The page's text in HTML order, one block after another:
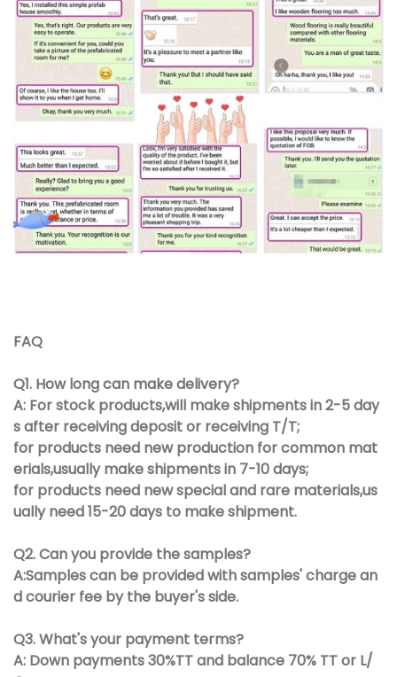
FAQ
Q1. How long can make delivery?
A: For stock products,will make shipments in 2-5 day
s after receiving deposit or receiving T/T;
for products need new production for common mat
erials,usually make shipments in 7-10 days;
for products need new special and rare materials,us
ually need 15-20 days to make shipment.
Q2. Can you provide the samples?
A:Samples can be provided with samples' charge an
d courier fee by the buyer's side.
Q3. What's your payment terms?
A: Down payments 30%TT and balance 70% TT or L/